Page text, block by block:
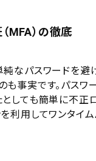
MFA）の徹底
なパスワードを避
事実です。パスワ
しても簡単に不正
利用してワンタイ